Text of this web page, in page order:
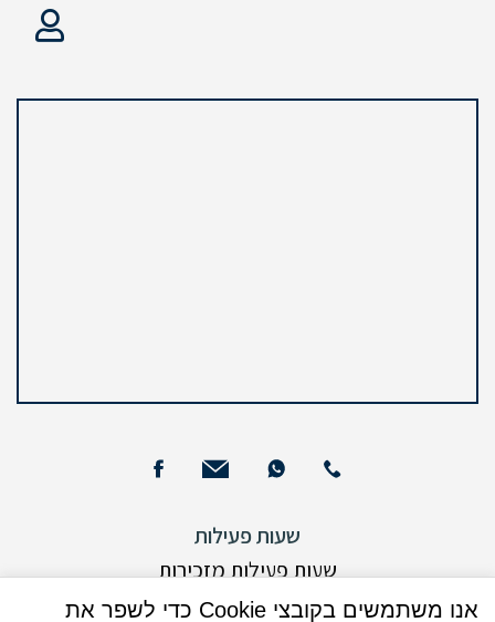
שעות פעילות
שעות פעילות מזכירות
ימים א – ה : 09:00 - 15:00
אנו משתמשים בקובצי Cookie כדי לשפר את